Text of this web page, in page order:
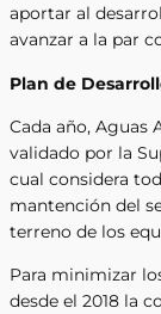
aportar al
avanzar a la par
Plan de
Cada año, Aguas
validado por la
cual considera
mantención del
terreno de los
Para minimizar
desde el 2018 la